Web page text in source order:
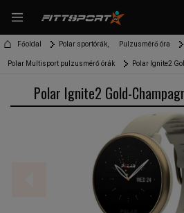
Főoldal Polar sportórák, Pulzusmérő óra
Polar Multisport pulzusmérő órák Polar Ignite2
Polar Ignite2 Gold-
kereső